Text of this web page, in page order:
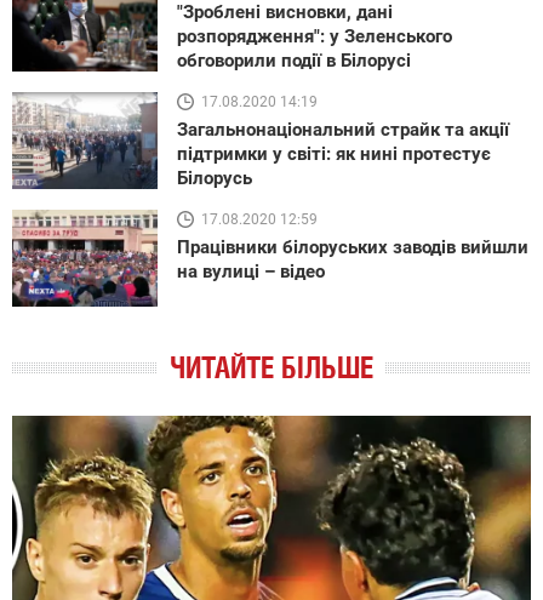
"Зроблені висновки, дані
розпорядження": у Зеленського
обговорили події в Білорусі
17.08.2020 14:19
Загальнонаціональний страйк та акції
підтримки у світі: як нині протестує
Білорусь
17.08.2020 12:59
Працівники білоруських заводів вийшли
на вулиці – відео
ЧИТАЙТЕ БІЛЬШЕ